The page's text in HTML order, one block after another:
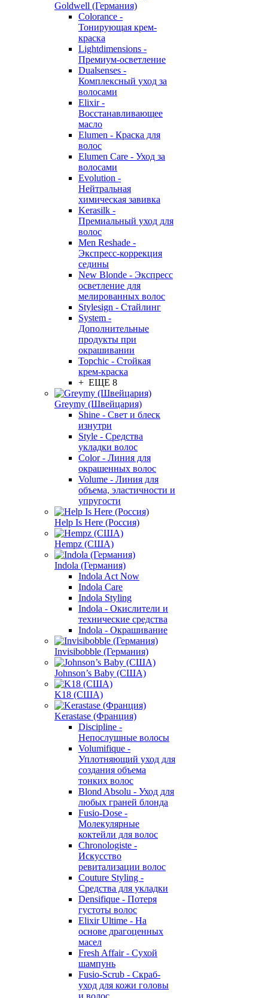
Goldwell (Германия)
Colorance -
Тонирующая крем-
краска
Lightdimensions -
Премиум-осветление
Dualsenses -
Комплексный уход за
волосами
Elixir -
Восстанавливающее
масло
Elumen - Краска для
волос
Elumen Care - Уход за
волосами
Evolution -
Нейтральная
химическая завивка
Kerasilk -
Премиальный уход для
волос
Men Reshade -
Экспресс-коррекция
седины
New Blonde - Экспресс
осветление для
мелированных волос
Stylesign - Стайлинг
System -
Дополнительные
продукты при
окрашивании
Topchic - Стойкая
крем-краска
+ ЕЩЕ 8
Greymy (Швейцария)
Shine - Свет и блеск
изнутри
Style - Средства
укладки волос
Color - Линия для
окрашенных волос
Volume - Линия для
объема, эластичности и
упругости
Help Is Here (Россия)
Hempz (США)
Indola (Германия)
Indola Act Now
Indola Care
Indola Styling
Indola - Окислители и
технические средства
Indola - Окрашивание
Invisibobble (Германия)
Johnson’s Baby (США)
K18 (США)
Kerastase (Франция)
Discipline -
Непослушные волосы
Volumifique -
Уплотняющий уход для
создания объема
тонких волос
Blond Absolu - Уход для
любых граней блонда
Fusio-Dose -
Молекулярные
коктейли для волос
Chronologiste -
Искусство
ревитализации волос
Couture Styling -
Средства для укладки
Densifique - Потеря
густоты волос
Elixir Ultime - На
основе драгоценных
масел
Fresh Affair - Сухой
шампунь
Fusio-Scrub - Скраб-
уход для кожи головы
и волос